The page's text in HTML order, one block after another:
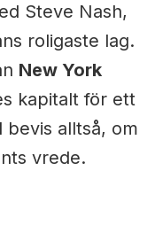
Steve Nash,
roligaste lag.
New York
kapitalt för ett
alltså, om
vrede.